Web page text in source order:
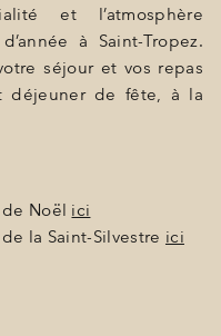
et l’atmosphère
à Saint-Tropez.
séjour et vos repas
déjeuner de fête, à la
Noël ici
la Saint-Silvestre ici